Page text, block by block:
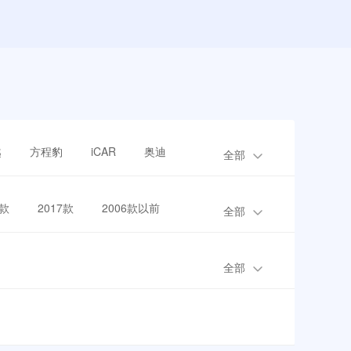
方程豹 iCAR 奥迪 全部
2017款 2006款以前 全部
全部